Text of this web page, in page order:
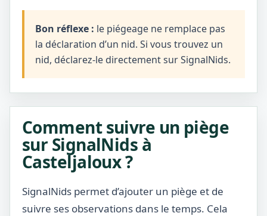
Bon réflexe : le piégeage ne remplace pas
la déclaration d’un nid. Si vous trouvez un
nid, déclarez-le directement sur SignalNids.
Comment suivre un piège
sur SignalNids à
Casteljaloux ?
SignalNids permet d’ajouter un piège et de
suivre ses observations dans le temps. Cela